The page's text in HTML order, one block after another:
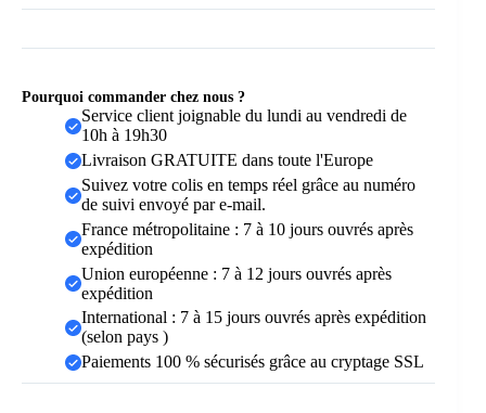
Pourquoi commander chez nous ?
Service client joignable du lundi au vendredi de
10h à 19h30
Livraison GRATUITE dans toute l'Europe
Suivez votre colis en temps réel grâce au numéro
de suivi envoyé par e-mail.
France métropolitaine : 7 à 10 jours ouvrés après
expédition
Union européenne : 7 à 12 jours ouvrés après
expédition
International : 7 à 15 jours ouvrés après expédition
(selon pays )
Paiements 100 % sécurisés grâce au cryptage SSL